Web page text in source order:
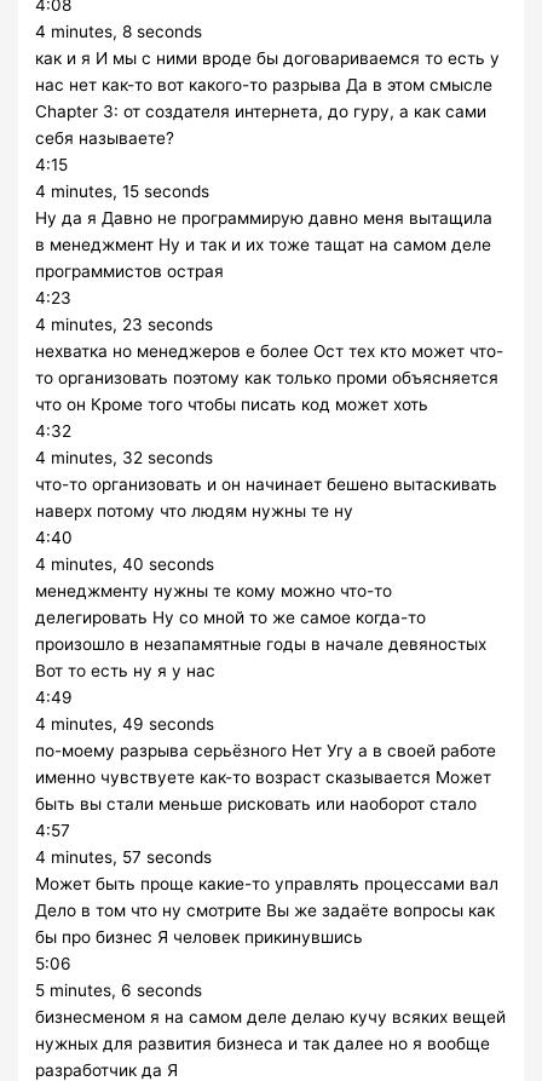
4:08
4 minutes, 8 seconds
как и я И мы с ними вроде бы договариваемся то есть у
нас нет как-то вот какого-то разрыва Да в этом смысле
Chapter 3: от создателя интернета, до гуру, а как сами
себя называете?
4:15
4 minutes, 15 seconds
Ну да я Давно не программирую давно меня вытащила
в менеджмент Ну и так и их тоже тащат на самом деле
программистов острая
4:23
4 minutes, 23 seconds
нехватка но менеджеров е более Ост тех кто может что-
то организовать поэтому как только проми объясняется
что он Кроме того чтобы писать код может хоть
4:32
4 minutes, 32 seconds
что-то организовать и он начинает бешено вытаскивать
наверх потому что людям нужны те ну
4:40
4 minutes, 40 seconds
менеджменту нужны те кому можно что-то
делегировать Ну со мной то же самое когда-то
произошло в незапамятные годы в начале девяностых
Вот то есть ну я у нас
4:49
4 minutes, 49 seconds
по-моему разрыва серьёзного Нет Угу а в своей работе
именно чувствуете как-то возраст сказывается Может
быть вы стали меньше рисковать или наоборот стало
4:57
4 minutes, 57 seconds
Может быть проще какие-то управлять процессами вал
Дело в том что ну смотрите Вы же задаёте вопросы как
бы про бизнес Я человек прикинувшись
5:06
5 minutes, 6 seconds
бизнесменом я на самом деле делаю кучу всяких вещей
нужных для развития бизнеса и так далее но я вообще
разработчик да Я